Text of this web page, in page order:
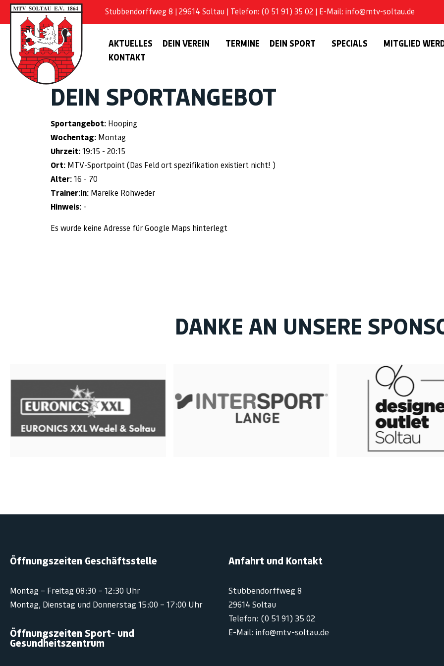
Stubbendorffweg 8 | 29614 Soltau | Telefon: (0 51 91) 35 02 | E-Mail: info@mtv-soltau.de
AKTUELLES DEIN VEREIN TERMINE DEIN SPORT SPECIALS
MITGLIED
KONTAKT
DEIN SPORTANGEBOT
Sportangebot: Hooping
Wochentag: Montag
Uhrzeit: 19:15 - 20:15
Ort: MTV-Sportpoint (Das Feld ort spezifikation existiert nicht! )
Alter: 16 - 70
Trainer:in: Mareike Rohweder
Hinweis: -
Es wurde keine Adresse für Google Maps hinterlegt
DANKE AN UNSERE
Öffnungszeiten Geschäftsstelle
Montag – Freitag 08:30 – 12:30 Uhr
Montag, Dienstag und Donnerstag 15:00 – 17:00 Uhr
Öffnungszeiten Sport- und
Gesundheitszentrum
Anfahrt und Kontakt
Stubbendorffweg 8
29614 Soltau
Telefon: (0 51 91) 35 02
E-Mail: info@mtv-soltau.de